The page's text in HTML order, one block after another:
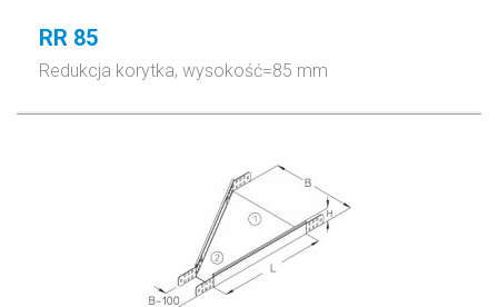
RR 85
Redukcja korytka, wysokość=85 mm